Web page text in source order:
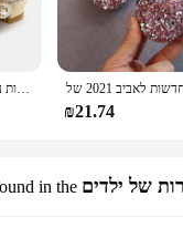
synthetic materials,
the sandals are designed
for any parent
נסיכת נעלי עור ילדים עבור בנות פרח מזדמן נצנצים ילדי גבוהה העקב בנות נעלי פרפר קשר כחול ורוד כסף
₪21.74
in the של ילדים